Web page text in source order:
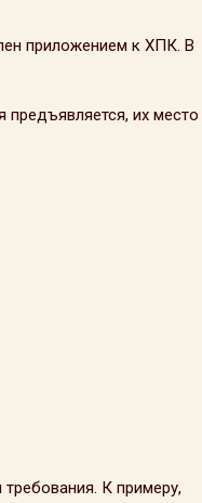
приложением к ХПК. В
предъявляется, их место
К примеру,